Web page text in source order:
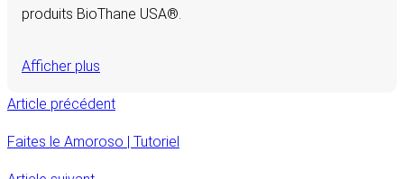
produits BioThane USA®.
Afficher plus
Article précédent
Faites le Amoroso | Tutoriel